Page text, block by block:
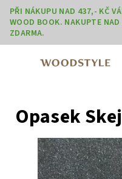
Přejít
obsah
PŘI NÁKUPU NAD 437,- KČ
WOOD BOOK. NAKUPTE
ZDARMA.
Opasek